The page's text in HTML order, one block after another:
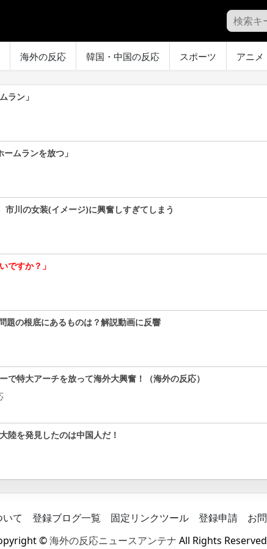
海外の反応 韓国・中国の反応 スポーツ アニメ
ラン」
ムランを放つ」
川の女装(イメージ)に興奮しすぎてしまう
ですか？」
の根底にあるものは？解説動画に反響
で特大アーチを放って海外大興奮！（海外の反応）
陸を発見したのは中国人だ！
て 登録ブログ一覧 固定リンクツール 登録申請
お
©海外の反応ニュースアンテナ All Rights